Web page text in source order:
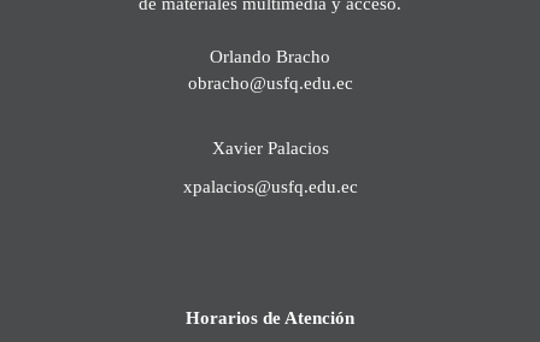
Orlando Bracho
obracho@usfq.edu.ec
Xavier Palacios
xpalacios@usfq.edu.ec
Horarios de Atención